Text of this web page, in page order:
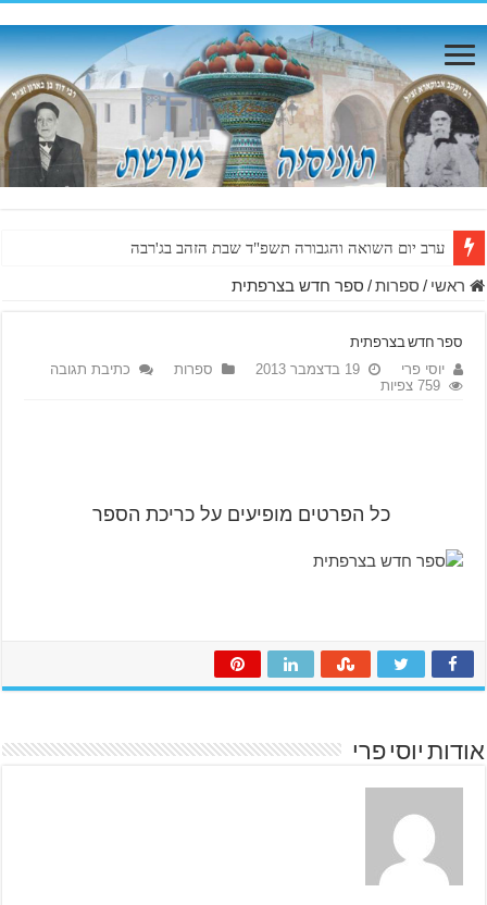
ערב יום השואה והגבורה תשפ"ד שבת הזהב בג'רבה
ראשי / ספרות/ ספר חדש בצרפתית
ספר חדש בצרפתית
יוסי פרי 19 בדצמבר 2013 ספרות
כתיבת תגובה
759 צפיות
כל הפרטים מופיעים על כריכת הספר
אודות יוסי פרי